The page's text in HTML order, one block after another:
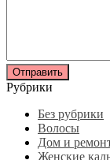
Рубрики
Без рубрики
Волосы
Дом и
Женские